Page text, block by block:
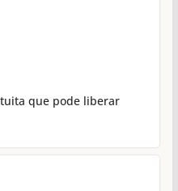
que pode liberar